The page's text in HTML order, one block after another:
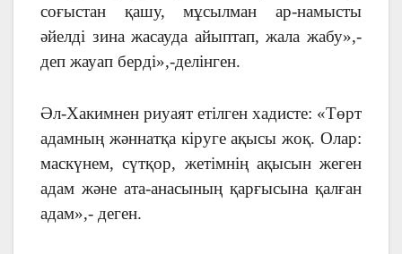
соғыстан қашу, мұсылман ар-намысты
әйелді зина жасауда айыптап, жала жабу»,-
деп жауап берді»,-делінген.
Әл-Хакимнен риуаят етілген хадисте: «Төрт
адамның жәннатқа кіруге ақысы жоқ. Олар:
маскүнем, сүтқор, жетімнің ақысын жеген
адам және ата-анасының қарғысына қалған
адам»,- деген.